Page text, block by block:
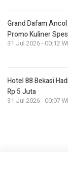
Grand Dafam
Promo Kuliner
31 Jul 2026 - 00:12
Hotel 88 Bekasi
Rp 5 Juta
31 Jul 2026 - 00:07